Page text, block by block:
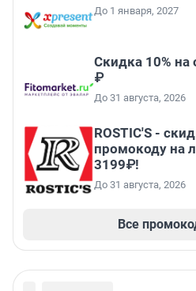
До 1 января, 2027
Скидка 10% на
₽
До 31 августа, 2026
ROSTIC'S -
промокоду на
3199₽!
До 31 августа, 2026
Все